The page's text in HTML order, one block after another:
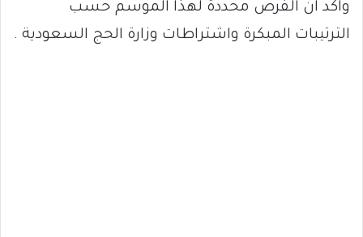
واكد ان الفرص محددة لهذا الموسم حسب
الترتيبات المبكرة واشتراطات وزارة الحج السعودية .